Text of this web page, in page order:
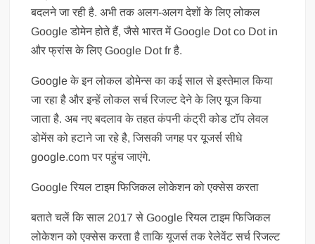
बदलने जा रही है. अभी तक अलग-अलग देशों के लिए लोकल
Google डोमेन होते हैं, जैसे भारत में Google Dot co Dot in
और फ्रांस के लिए Google Dot fr है.
Google के इन लोकल डोमेन्स का कई साल से इस्तेमाल किया
जा रहा है और इन्हें लोकल सर्च रिजल्ट देने के लिए यूज किया
जाता है. अब नए बदलाव के तहत कंपनी कंट्री कोड टॉप लेवल
डोमेंस को हटाने जा रहे है, जिसकी जगह पर यूजर्स सीधे
google.com पर पहुंच जाएंगे.
Google रियल टाइम फिजिकल लोकेशन को एक्सेस करता
बताते चलें कि साल 2017 से Google रियल टाइम फिजिकल
लोकेशन को एक्सेस करता है ताकि यूजर्स तक रेलेवेंट सर्च रिजल्ट